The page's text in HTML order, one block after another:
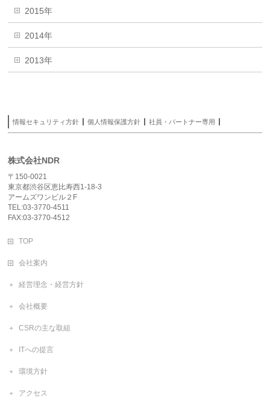
2015年
2014年
2013年
情報セキュリティ方針 個人情報保護方針 社員・パートナー専用
株式会社NDR
〒150-0021
東京都渋谷区恵比寿西1-18-3
アームズワンビル２F
TEL:03-3770-4511
FAX:03-3770-4512
TOP
会社案内
経営理念・経営方針
会社概要
CSRの主な取組
ITへの提言
環境方針
アクセス